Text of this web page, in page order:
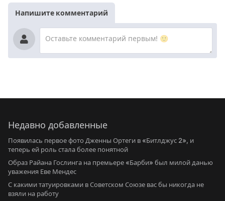
Напишите комментарий
Недавно добавленные
Появилась первое фото Дженны Ортеги в «Битлджус 2», и
теперь ей роль стала более понятной
Образ Райана Гослинга на премьере «Барби» был милой данью
уважения Еве Мендес
С какими татуировками в Советском Союзе вас бы никогда не
взяли на работу